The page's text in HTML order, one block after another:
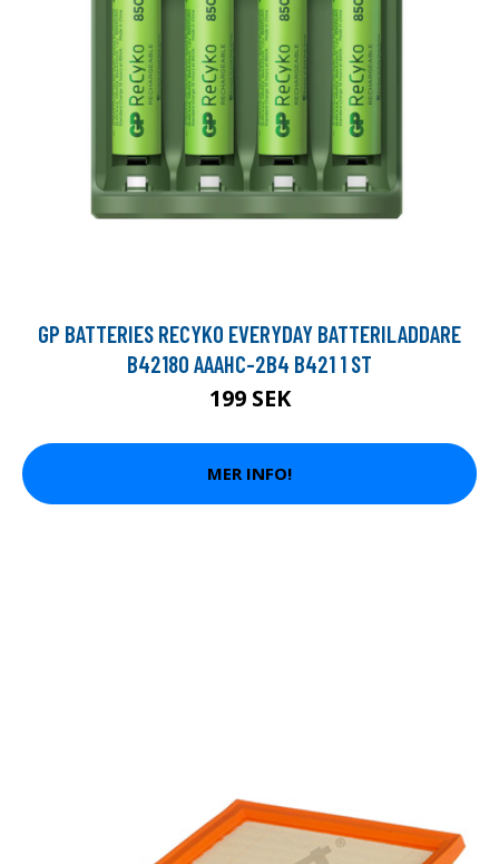
GP BATTERIES RECYKO EVERYDAY BATTERILADDARE
B42180 AAAHC-2B4 B421 1 ST
199 SEK
MER INFO!